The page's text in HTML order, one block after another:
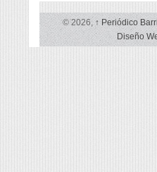
© 2026, ↑ Periódico
Diseño